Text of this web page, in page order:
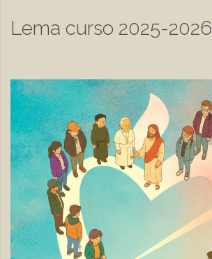
Lema curso 2025-2026